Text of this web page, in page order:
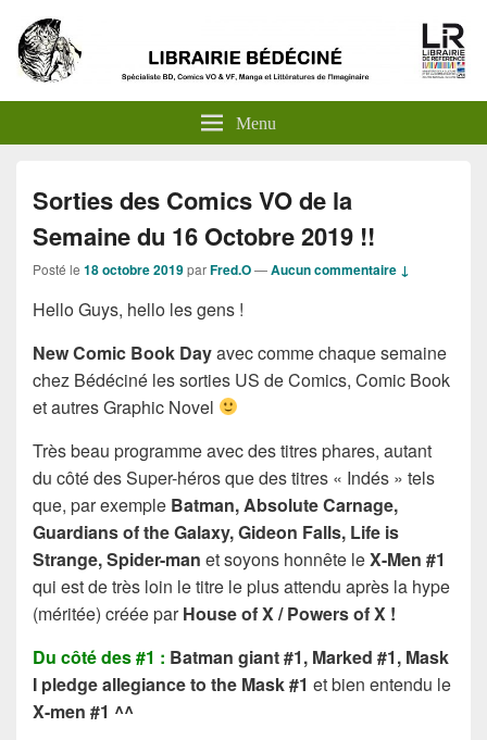
Menu
Sorties des Comics VO de la
Semaine du 16 Octobre 2019 !!
Posté le 18 octobre 2019parFred.O—Aucun commentaire ↓
Hello Guys, hello les gens !
New Comic Book Dayavec comme chaque semaine
chez Bédéciné les sorties US de Comics, Comic Book
et autres Graphic Novel
Très beau programme avec des titres phares, autant
du côté des Super-héros que des titres « Indés » tels
que, par exemple Batman, Absolute Carnage,
Guardians of the Galaxy, Gideon Falls, Life is
Strange, Spider-man et soyons honnête leX-Men #1
qui est de très loin le titre le plus attendu après la hype
(méritée) créée parHouse of X / Powers of X !
Du côté des #1 : Batman giant #1, Marked #1, Mask
I pledge allegiance to the Mask #1 et bien entendu le
X-men #1 ^^